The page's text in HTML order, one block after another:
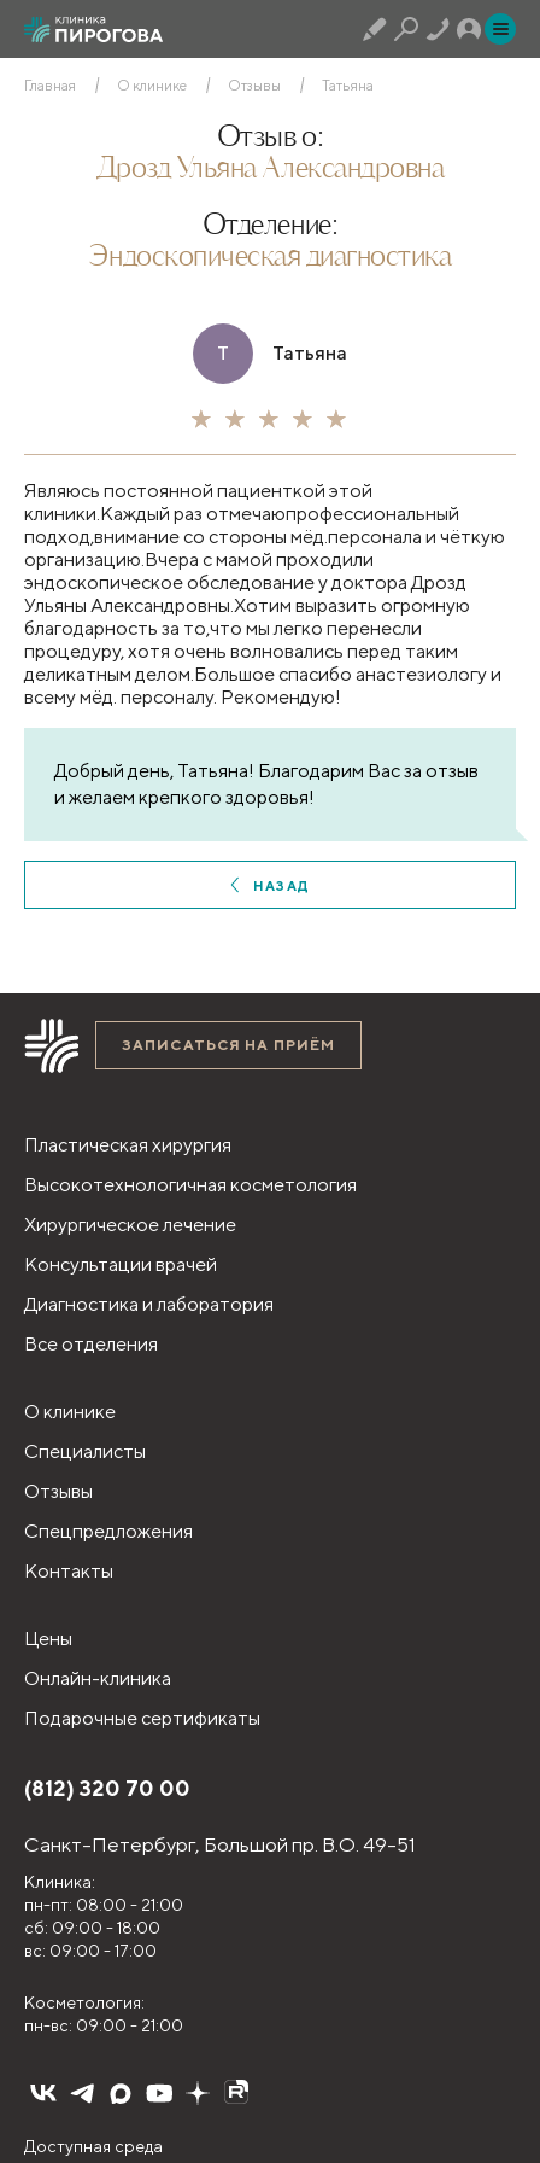
Главная О клинике Отзывы Татьяна
Отзыв о:
Дрозд Ульяна Александровна
Отделение:
Эндоскопическая диагностика
Т Татьяна
Являюсь постоянной пациенткой этой
клиники.Каждый раз отмечаюпрофессиональный
подход,внимание со стороны мёд.персонала и чёткую
организацию.Вчера с мамой проходили
эндоскопическое обследование у доктора Дрозд
Ульяны Александровны.Хотим выразить огромную
благодарность за то,что мы легко перенесли
процедуру, хотя очень волновались перед таким
деликатным делом.Большое спасибо анастезиологу и
всему мёд. персоналу. Рекомендую!
Добрый день, Татьяна! Благодарим Вас за отзыв
и желаем крепкого здоровья!
НАЗАД
ЗАПИСАТЬСЯ НА ПРИЁМ
Пластическая хирургия
Высокотехнологичная косметология
Хирургическое лечение
Консультации врачей
Диагностика и лаборатория
Все отделения
О клинике
Специалисты
Отзывы
Спецпредложения
Контакты
Цены
Онлайн-клиника
Подарочные сертификаты
(812) 320 70 00
Санкт-Петербург, Большой пр. В.О. 49-51
Клиника:
пн-пт: 08:00 - 21:00
сб: 09:00 - 18:00
вс: 09:00 - 17:00
Косметология:
пн-вс: 09:00 - 21:00
Доступная среда